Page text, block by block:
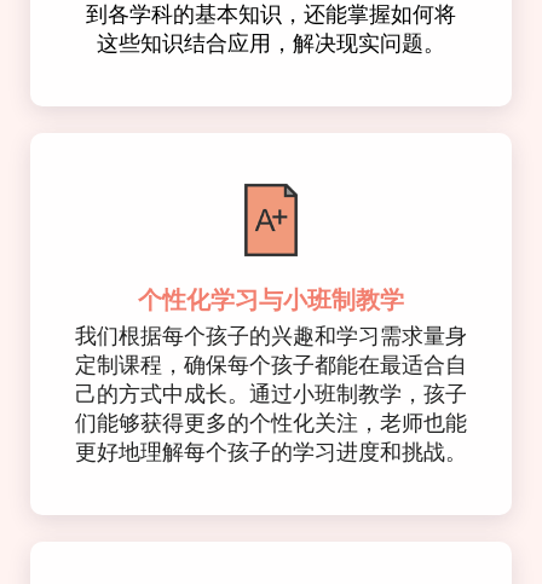
到各学科的基本知识，还能掌握如何将
这些知识结合应用，解决现实问题。
个性化学习与小班制教学
我们根据每个孩子的兴趣和学习需求量身
定制课程，确保每个孩子都能在最适合自
己的方式中成长。通过小班制教学，孩子
们能够获得更多的个性化关注，老师也能
更好地理解每个孩子的学习进度和挑战。